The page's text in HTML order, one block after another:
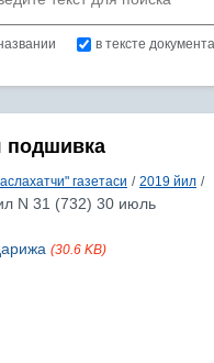
в тексте документа
подшивка
газетаси / 2019 йил /
N 31 (732) 30 июль
(30.6 KB)